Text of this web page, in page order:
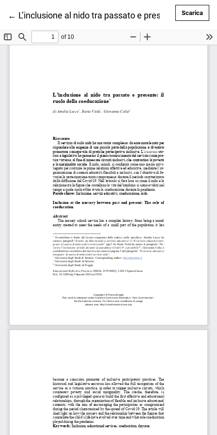
← Ritorna ai dettagli dell'articolo
L’inclusione al nido tra passato e presente: il ruolo
Scarica